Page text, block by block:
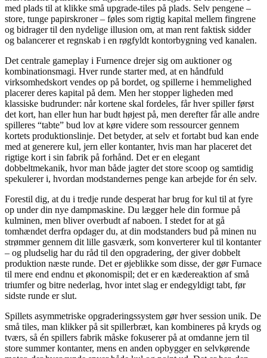
med plads til at klikke små upgrade-tiles på plads. Selv pengene –
store, tunge papirskroner – føles som rigtig kapital mellem fingrene
og bidrager til den nydelige illusion om, at man rent faktisk sidder
og balancerer et regnskab i en røgfyldt kontorbygning ved kanalen.
Det centrale gameplay i Furnence drejer sig om auktioner og
kombinationsmagi. Hver runde starter med, at en håndfuld
virksomhedskort vendes op på bordet, og spillerne i hemmelighed
placerer deres kapital på dem. Men her stopper ligheden med
klassiske budrunder: når kortene skal fordeles, får hver spiller først
det kort, han eller hun har budt højest på, men derefter får alle andre
spilleres “tabte” bud lov at køre videre som ressourcer gennem
kortets produktionslinje. Det betyder, at selv et fortabt bud kan ende
med at generere kul, jern eller kontanter, hvis man har placeret det
rigtige kort i sin fabrik på forhånd. Det er en elegant
dobbeltmekanik, hvor man både jagter det store scoop og samtidig
spekulerer i, hvordan modstandernes penge kan arbejde for én selv.
Forestil dig, at du i tredje runde desperat har brug for kul til at fyre
op under din nye dampmaskine. Du lægger hele din formue på
kulminen, men bliver overbudt af naboen. I stedet for at gå
tomhændet derfra opdager du, at din modstanders bud på minen nu
strømmer gennem dit lille gasværk, som konverterer kul til kontanter
– og pludselig har du råd til den opgradering, der giver dobbelt
produktion næste runde. Det er øjeblikke som disse, der gør Furnace
til mere end endnu et økonomispil; det er en kædereaktion af små
triumfer og bitre nederlag, hvor intet slag er endegyldigt tabt, før
sidste runde er slut.
Spillets asymmetriske opgraderingssystem gør hver session unik. De
små tiles, man klikker på sit spillerbræt, kan kombineres på kryds og
tværs, så én spillers fabrik måske fokuserer på at omdanne jern til
store summer kontanter, mens en anden opbygger en selvkørende